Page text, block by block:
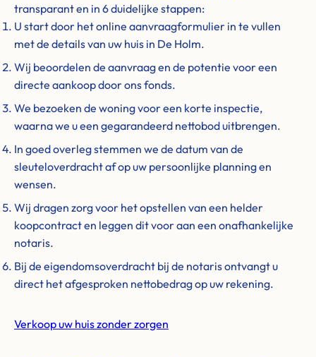
transparant en in 6 duidelijke stappen:
U start door het online aanvraagformulier in te vullen
met de details van uw huis in De Holm.
Wij beoordelen de aanvraag en de potentie voor een
directe aankoop door ons fonds.
We bezoeken de woning voor een korte inspectie,
waarna we u een gegarandeerd nettobod uitbrengen.
In goed overleg stemmen we de datum van de
sleuteloverdracht af op uw persoonlijke planning en
wensen.
Wij dragen zorg voor het opstellen van een helder
koopcontract en leggen dit voor aan een onafhankelijke
notaris.
Bij de eigendomsoverdracht bij de notaris ontvangt u
direct het afgesproken nettobedrag op uw rekening.
Verkoop uw huis zonder zorgen